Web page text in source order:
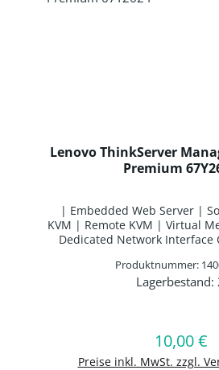
Lenovo ThinkServer
Premium
| Embedded Web Server | Soft Keyboard via
KVM | Remote KVM | Virtual Media Redirection |
Dedicated Network Interface Card |
LDAP or RADIUS | Email Alert | kompatibel mit:
ThinkServer TS430 | Abmessungen: 30mm x
Produktnummer:
Lagerbestand:
Regulärer
10,00 €
Preise inkl. MwSt. zzgl.
In den